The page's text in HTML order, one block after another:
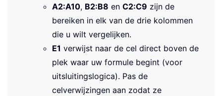
A2:A10, B2:B8 en C2:C9 zijn de
bereiken in elk van de drie kolommen
die u wilt vergelijken.
E1 verwijst naar de cel direct boven de
plek waar uw formule begint (voor
uitsluitingslogica). Pas de
celverwijzingen aan zodat ze